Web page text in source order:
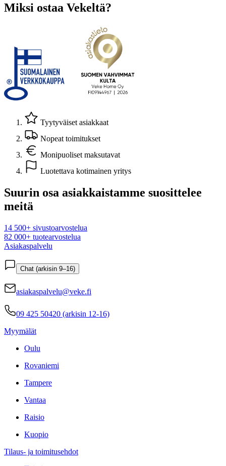
Miksi ostaa Vekeltä?
Tyytyväiset asiakkaat
Nopeat toimitukset
Monipuoliset maksutavat
Luotettava kotimainen yritys
Suurin osa asiakkaistamme suosittelee
meitä
14 500+ sivustoarvostelua
82 000+ tuotearvostelua
Asiakaspalvelu
Chat (arkisin 9–16)
asiakaspalvelu@veke.fi
09 425 50420 (arkisin 12-16)
Myymälät
Oulu
Rovaniemi
Tampere
Vantaa
Raisio
Kuopio
Tilaus- ja toimitusehdot